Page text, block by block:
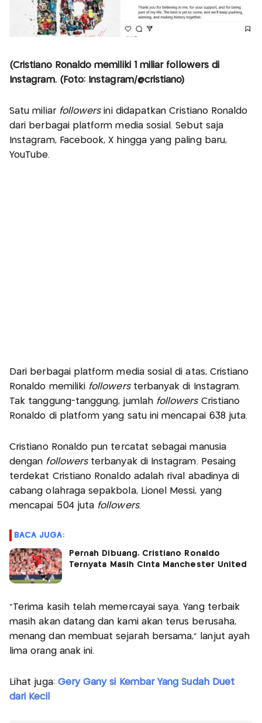
(Cristiano Ronaldo memiliki 1 miliar followers di
Instagram. (Foto: Instagram/@cristiano)
Satu miliarfollowersini didapatkan Cristiano Ronaldo
dari berbagai platform media sosial. Sebut saja
Instagram, Facebook, X hingga yang paling baru,
YouTube.
Dari berbagai platform media sosial di atas, Cristiano
Ronaldo memiliki followersterbanyak di Instagram.
Tak tanggung-tanggung, jumlah followersCristiano
Ronaldo di platform yang satu ini mencapai 638 juta.
Cristiano Ronaldo pun tercatat sebagai manusia
dengan followersterbanyak di Instagram. Pesaing
terdekat Cristiano Ronaldo adalah rival abadinya di
cabang olahraga sepakbola, Lionel Messi, yang
mencapai 504 juta followers.
BACA JUGA:
Pernah Dibuang, Cristiano Ronaldo
Ternyata Masih Cinta Manchester United
“Terima kasih telah memercayai saya. Yang terbaik
masih akan datang dan kami akan terus berusaha,
menang dan membuat sejarah bersama,” lanjut ayah
lima orang anak ini.
Lihat juga: Gery Gany si Kembar Yang Sudah Duet
dari Kecil